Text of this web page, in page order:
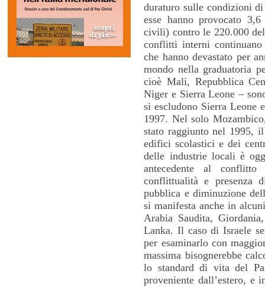
duraturo sulle condizioni
esse hanno provocato
civili) contro le 220.000
conflitti interni
che hanno devastato per
mondo nella graduatoria
cioè Mali, Repubblica
Niger e Sierra Leone –
si escludono Sierra Leone
1997. Nel solo
stato raggiunto nel 1995,
edifici scolastici e dei
delle industrie locali è
antecedente al
conflittualità e presenza
pubblica e diminuzione
si manifesta anche in
Arabia Saudita,
Lanka. Il caso di Israele
per esaminarlo con
massima bisognerebbe
lo standard di vita del
proveniente dall’estero, e